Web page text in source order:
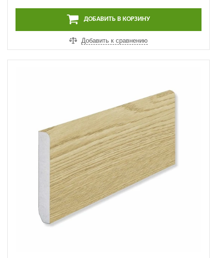
ДОБАВИТЬ В КОРЗИНУ
Добавить к сравнению